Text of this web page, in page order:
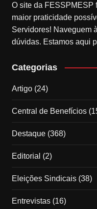
O site da FESSPMESP
maior praticidade
Servidores! Naveguem
dúvidas. Estamos aqui
Categorias
Artigo(24)
Central de Benefícios
Destaque(368)
Editorial (2)
Eleições Sindicais(38)
Entrevistas(16)